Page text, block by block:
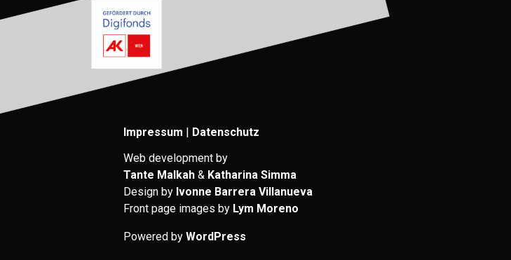
Impressum | Datenschutz
Web development by
Tante Malkah& Katharina Simma
Design by Ivonne Barrera Villanueva
Front page images by Lym Moreno
Powered by WordPress